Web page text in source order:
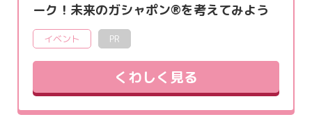
ーク！未来のガシャポン®を考えてみよう
イベント PR
くわしく見る